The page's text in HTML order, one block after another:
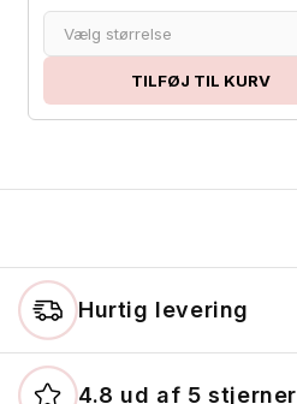
Vælg størrelse
TILFØJ TIL KURV
Hurtig levering
4.8 ud af 5 stjerner